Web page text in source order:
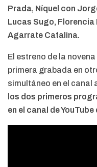
Prada, Níquel con
Lucas Sugo, Florencia
Agarrate Catalina.
El estreno de la
primera grabada en
simultáneo en el canal
os dos primeros
en el canal de